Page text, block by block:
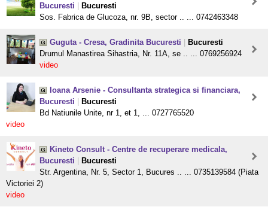
Bucuresti
Bucuresti
Sos. Fabrica de Glucoza, nr. 9B, sector .. ... 0742463348
Guguta - Cresa, Gradinita Bucuresti
Bucuresti
Drumul Manastirea Sihastria, Nr. 11A, se .. ... 0769256924
video
Ioana Arsenie - Consultanta strategica si financiara,
Bucuresti
Bucuresti
Bd Natiunile Unite, nr 1, et 1, ... 0727765520
video
Kineto Consult - Centre de recuperare medicala,
Bucuresti
Bucuresti
Str. Argentina, Nr. 5, Sector 1, Bucures .. ... 0735139584 (Piata
Victoriei 2)
video